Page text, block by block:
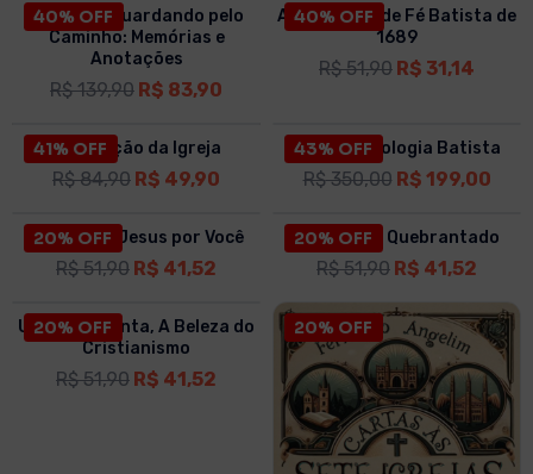
40% OFF
O que Fui Guardando pelo
Caminho: Memórias e
Anotações
R$139,90 R$ 83,90
40% OFF
A Confissão de Fé Batista de
1689
R$51,90 R$ 31,14
41% OFF
A Nutrição da Igreja
R$84,90 R$ 49,90
43% OFF
BOX | Simbologia Batista
R$350,00 R$ 199,00
20% OFF
O Amor de Jesus por Você
R$51,90 R$ 41,52
20% OFF
O Coração Quebrantado
R$51,90 R$ 41,52
20% OFF
Uma Vida Santa, A Beleza do
Cristianismo
R$51,90 R$ 41,52
20% OFF